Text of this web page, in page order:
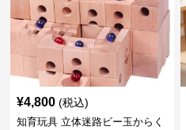
¥4,800 (税込)
知育玩具 立体迷路ビー玉からく